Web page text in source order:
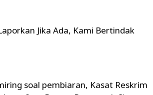
Jika Ada, Kami Bertindak
soal pembiaran, Kasat Reskrim